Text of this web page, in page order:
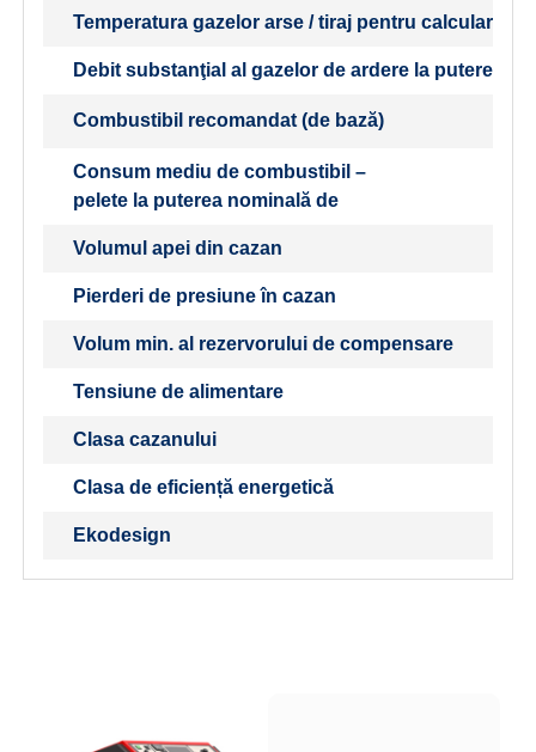
Temperatura gazelor arse / tiraj pentru calcularea
Debit substanţial al gazelor de ardere la puterea
Combustibil recomandat (de bază)
Consum mediu de combustibil –
pelete la puterea nominală de
Volumul apei din cazan
Pierderi de presiune în cazan
Volum min. al rezervorului de compensare
Tensiune de alimentare
Clasa cazanului
Clasa de eficiență energetică
Ekodesign